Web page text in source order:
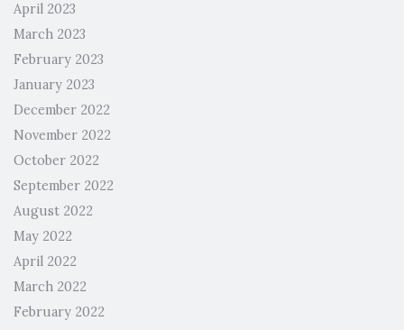
April 2023
March 2023
February 2023
January 2023
December 2022
November 2022
October 2022
September 2022
August 2022
May 2022
April 2022
March 2022
February 2022